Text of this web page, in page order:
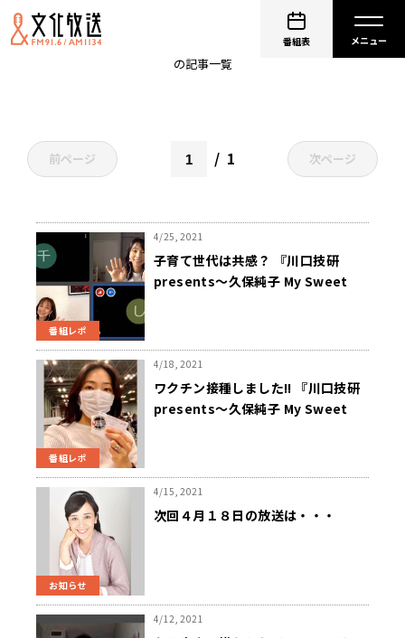
番組表
久保純子 My Sweet Home
の記事一覧
前ページ 1 次ページ
番組レポ
4/25, 2021
子育て世代は共感？ 『川口技研
presents～久保純子 My Sweet
番組レポ
4/18, 2021
ワクチン接種しました!! 『川口技研
presents～久保純子 My Sweet
お知らせ
4/15, 2021
次回４月１８日の放送は・・・
4/12, 2021